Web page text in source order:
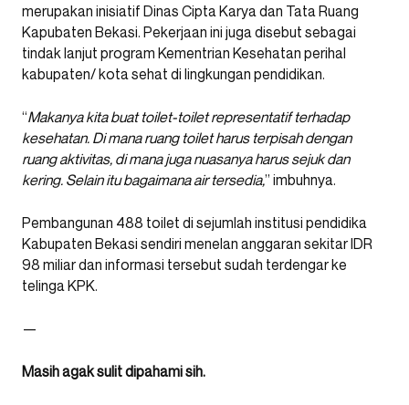
merupakan inisiatif Dinas Cipta Karya dan Tata Ruang
Kapubaten Bekasi. Pekerjaan ini juga disebut sebagai
tindak lanjut program Kementrian Kesehatan perihal
kabupaten/ kota sehat di lingkungan pendidikan.
“Makanya kita buat toilet-toilet representatif terhadap
kesehatan. Di mana ruang toilet harus terpisah dengan
ruang aktivitas, di mana juga nuasanya harus sejuk dan
kering. Selain itu bagaimana air tersedia,” imbuhnya.
Pembangunan 488 toilet di sejumlah institusi pendidika
Kabupaten Bekasi sendiri menelan anggaran sekitar IDR
98 miliar dan informasi tersebut sudah terdengar ke
telinga KPK.
—
Masih agak sulit dipahami sih.